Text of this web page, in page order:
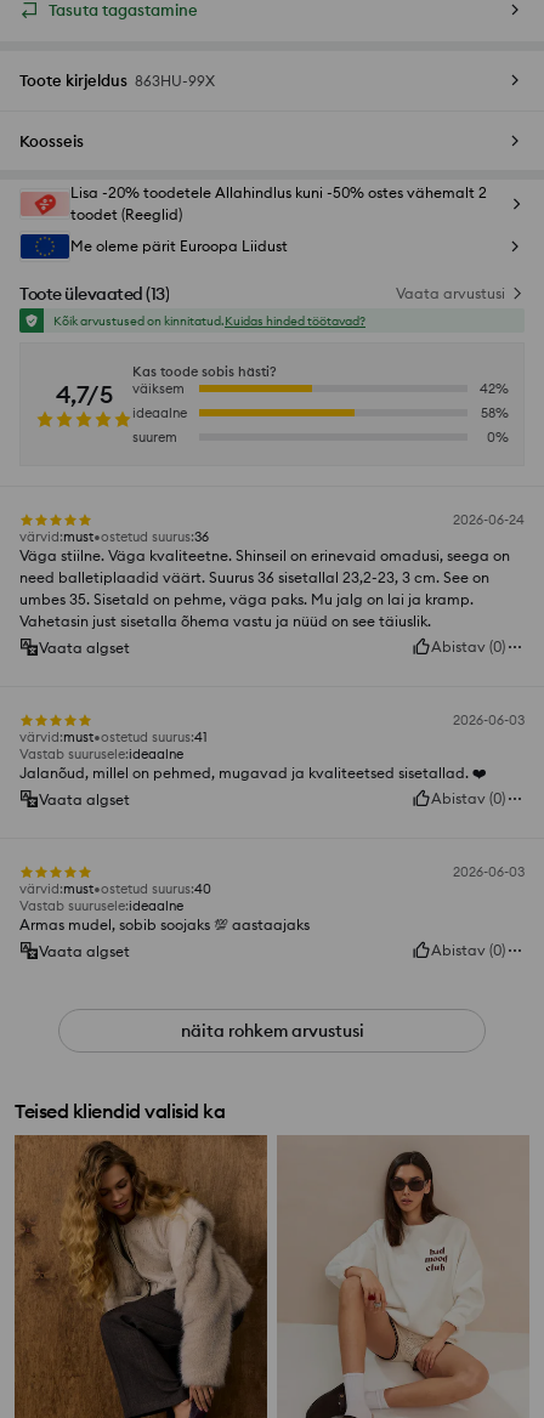
Tasuta tagastamine
Toote kirjeldus 863HU-99X
Koosseis
Lisa -20% toodetele Allahindlus kuni -50% ostes vähemalt 2
toodet (Reeglid)
Me oleme pärit Euroopa Liidust
Toote ülevaated (13) Vaata arvustusi
Kõik arvustused on kinnitatud.Kuidas hinded töötavad?
4,7/5
Kas toode sobis hästi?
väiksem
42%
ideaalne
58%
suurem
0%
2026-06-24
värvid:must ostetud suurus:36
Väga stiilne. Väga kvaliteetne. Shinseil on erinevaid omadusi, seega on
need balletiplaadid väärt. Suurus 36 sisetallal 23,2-23, 3 cm. See on
umbes 35. Sisetald on pehme, väga paks. Mu jalg on lai ja kramp.
Vahetasin just sisetalla õhema vastu ja nüüd on see täiuslik.
Vaata algset
Abistav (0)
2026-06-03
värvid:must ostetud suurus:41
Vastab suurusele:ideaalne
Jalanõud, millel on pehmed, mugavad ja kvaliteetsed sisetallad. ❤️
Vaata algset
Abistav (0)
2026-06-03
värvid:must ostetud suurus:40
Vastab suurusele:ideaalne
Armas mudel, sobib soojaks 💯 aastaajaks
Vaata algset
Abistav (0)
näita rohkem arvustusi
Teised kliendid valisid ka